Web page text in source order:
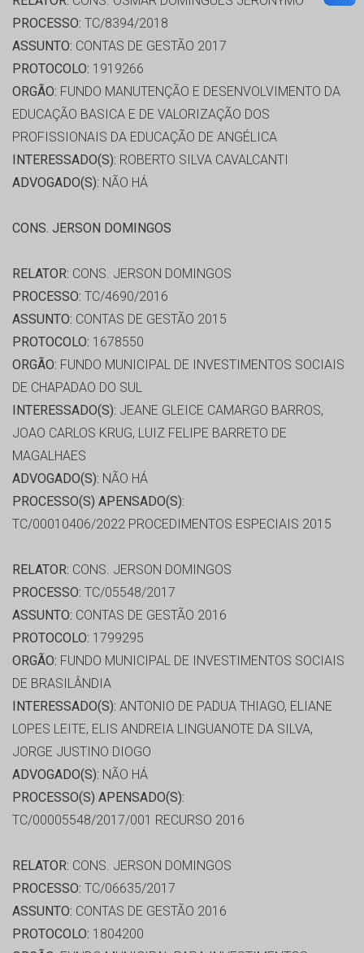
PROCESSO: TC/8394/2018
ASSUNTO: CONTAS DE GESTÃO 2017
PROTOCOLO: 1919266
ORGÃO: FUNDO MANUTENÇÃO E DESENVOLVIMENTO DA
EDUCAÇÃO BASICA E DE VALORIZAÇÃO DOS
PROFISSIONAIS DA EDUCAÇÃO DE ANGÉLICA
INTERESSADO(S): ROBERTO SILVA CAVALCANTI
ADVOGADO(S): NÃO HÁ
CONS. JERSON DOMINGOS
RELATOR: CONS. JERSON DOMINGOS
PROCESSO: TC/4690/2016
ASSUNTO: CONTAS DE GESTÃO 2015
PROTOCOLO: 1678550
ORGÃO: FUNDO MUNICIPAL DE INVESTIMENTOS SOCIAIS
DE CHAPADAO DO SUL
INTERESSADO(S): JEANE GLEICE CAMARGO BARROS,
JOAO CARLOS KRUG, LUIZ FELIPE BARRETO DE
MAGALHAES
ADVOGADO(S): NÃO HÁ
PROCESSO(S) APENSADO(S):
TC/00010406/2022 PROCEDIMENTOS ESPECIAIS 2015
RELATOR: CONS. JERSON DOMINGOS
PROCESSO: TC/05548/2017
ASSUNTO: CONTAS DE GESTÃO 2016
PROTOCOLO: 1799295
ORGÃO: FUNDO MUNICIPAL DE INVESTIMENTOS SOCIAIS
DE BRASILÂNDIA
INTERESSADO(S): ANTONIO DE PADUA THIAGO, ELIANE
LOPES LEITE, ELIS ANDREIA LINGUANOTE DA SILVA,
JORGE JUSTINO DIOGO
ADVOGADO(S): NÃO HÁ
PROCESSO(S) APENSADO(S):
TC/00005548/2017/001 RECURSO 2016
RELATOR: CONS. JERSON DOMINGOS
PROCESSO: TC/06635/2017
ASSUNTO: CONTAS DE GESTÃO 2016
PROTOCOLO: 1804200